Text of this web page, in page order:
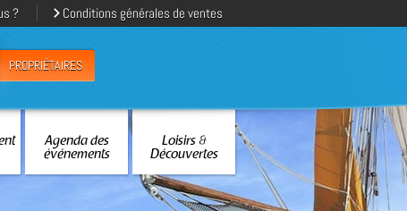
? Conditions générales de ventes
PROPRIÉTAIRES
Agenda des
événements
Loisirs &
Découvertes